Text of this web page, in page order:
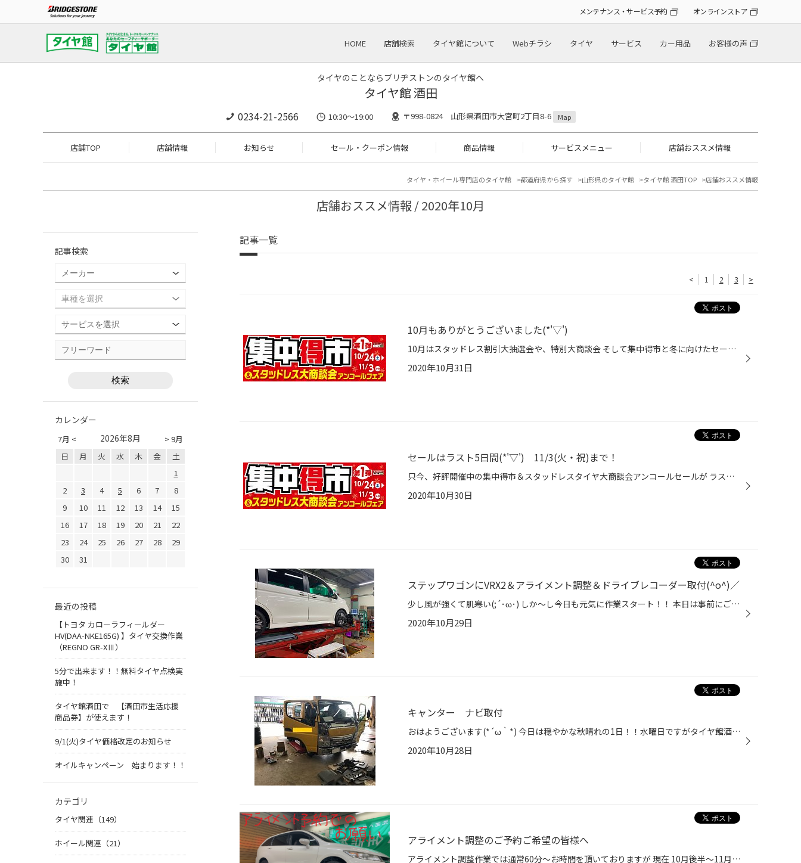
メンテナンス・サービス予約 オンラインストア
HOME 店舗検索 タイヤ館について Webチラシ タイヤ サービス カー用品 お客様の声
タイヤのことならブリヂストンのタイヤ館へ
タイヤ館 酒田
0234-21-2566 10:30～19:00 〒998-0824 山形県酒田市大宮町2丁目8-6 Map
店舗TOP 店舗情報 お知らせ セール・クーポン情報 商品情報 サービスメニュー 店舗おススメ情報
タイヤ・ホイール専門店のタイヤ館 都道府県から探す 山形県のタイヤ館 タイヤ館 酒田TOP 店舗おススメ情報
店舗おススメ情報 / 2020年10月
記事一覧
< 1 2 3 >
10月もありがとうございました(*'▽')
10月はスタッドレス割引大抽選会や、特別大商談会 そして集中得市と冬に向けたセールを開催させて頂きました!(^^)! 多くの皆様にご来店頂き、本当にありがとうございました(*´ω｀*) いよいよ11月！！今年も残り2ヶ月(ﾟдﾟ)！ 早いっ！！本当に早いっ！！！！！！ そして冬に突入するわけです・・ 冬...
2020年10月31日
セールはラスト5日間(*'▽') 11/3(火・祝)まで！
只今、好評開催中の集中得市＆スタッドレスタイヤ大商談会アンコールセールが ラスト5日間となりました!(^^)! 今日もご来店頂いた数名の方が 「山が白くなってるよ～(ﾟдﾟ)！」と言っていましたが・・ 急に肌寒くなった感じからも、冬が近いのかなぁ～と思います(;´･ω･) さぁ皆さま！！早めに冬の準...
2020年10月30日
ステップワゴンにVRX2＆アライメント調整＆ドライブレコーダー取付(^o^)／
少し風が強くて肌寒い(;´･ω･) しか～し今日も元気に作業スタート！！ 本日は事前にご予約頂いていたタイヤ交換＆アライメント調整＆ドライブレコーダー取付。 まずは、スタッドレスタイヤへ履き替えてアライメント調整!(^^)! アライメント調整を行って接地面を適正にすることで、スタッドレスタイヤ...
2020年10月29日
キャンター ナビ取付
おはようございます(*´ω｀*) 今日は穏やかな秋晴れの1日！！水曜日ですがタイヤ館酒田は 元気に営業しておりますのでご来店くださいね(*'▽') さてさて本日の作業はキャンターにナビ＆ETC＆ドライブレコーダーの取付！！ 武田さんと阪口君が2人で着々と作業中ですね（●＾o＾●） スタッドレスタイヤへ...
2020年10月28日
アライメント調整のご予約ご希望の皆様へ
アライメント調整作業では通常60分～お時間を頂いておりますが 現在 10月後半～11月にかけては2・3時間以上のお時間を頂く状況となっております。 代車を予めご用意させて頂くなど対応しておりますので ご希望の日程がありましたら、事前に必ず店舗へお問合せをお願い致します。 WEBオンライン予約...
記事検索
カレンダー
7月 < > 9月
2026年8月
日 月 火 水 木 金
土
1
2
3 4 5 6 7
8
9
10 11 12 13 14
15
16
17 18 19 20 21
22
23
24 25 26 27 28
29
30
31
最近の投稿
【トヨタ カローラフィールダー
HV(DAA-NKE165G) 】タイヤ交換作業
（REGNO GR-XⅢ）
5分で出来ます！！無料タイヤ点検実
施中！
タイヤ館酒田で 【酒田市生活応援
商品券】が使えます！
9/1(火)タイヤ価格改定のお知らせ
オイルキャンペーン 始まります！！
カテゴリ
タイヤ関連（149）
ホイール関連（21）